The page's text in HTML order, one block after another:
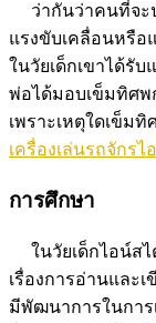
ว่ากันว่าคนที่จะป
แรงขับเคลื่อนหรือ
ในวัยเด็กเขาได้รั
พ่อได้มอบเข็มทิศพ
เพราะเหตุใดเข็ม
เครื่องเล่นรถจักรไ
การศึกษา
ในวัยเด็กไอน์สไ
เรื่องการอ่านและ
มีพัฒนาการในการ